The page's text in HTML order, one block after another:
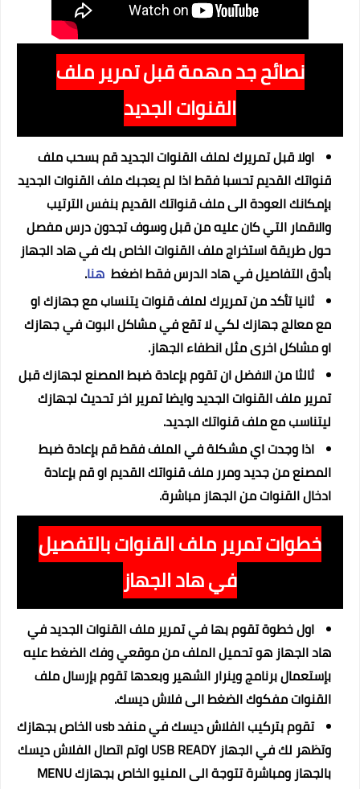
نصائح جد مهمة قبل تمرير ملف
القنوات الجديد
اولا قبل تمريرك لملف القنوات الجديد قم بسحب ملف
قنواتك القديم تحسبا فقط اذا لم يعجبك ملف القنوات الجديد
بإمكانك العودة الى ملف قنواتك القديم بنفس الترتيب
والاقمار التي كان عليه من قبل وسوف تجدون درس مفصل
حول طريقة استخراج ملف القنوات الخاص بك في هاد الجهاز
بأدق التفاصيل في هاد الدرس فقط اضغط هنا.
ثانيا تأكد من تمريرك لملف قنوات يتنساب مع جهازك او
مع معالج جهازك لكي لا تقع في مشاكل البوت في جهازك
او مشاكل اخرى مثل انطفاء الجهاز.
ثالثا من الافضل ان تقوم بإعادة ضبط المصنع لجهازك قبل
تمرير ملف القنوات الجديد وايضا تمرير اخر تحديث لجهازك
ليتناسب مع ملف قنواتك الجديد.
اذا وجدت اي مشكلة في الملف فقط قم بإعادة ضبط
المصنع من جديد ومرر ملف قنواتك القديم او قم بإعادة
ادخال القنوات من الجهاز مباشرة.
خطوات تمرير ملف القنوات بالتفصيل
في هاد الجهاز
اول خطوة تقوم بها في تمرير ملف القنوات الجديد في
هاد الجهاز هو تحميل الملف من موقعي وفك الضغط عليه
بإستعمال برنامج وينرار الشهير وبعدها تقوم بإرسال ملف
القنوات مفكوك الضغط الى فلاش ديسك.
تقوم بتركيب الفلاش ديسك في منفد usb الخاص بجهازك
وتظهر لك في الجهاز USB READY اوتم اتصال الفلاش ديسك
بالجهاز ومباشرة تتوجة الى المنيو الخاص بجهازك MENU